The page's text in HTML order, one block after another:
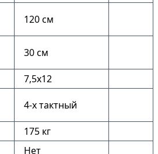
120 см
30 см
7,5х12
4-х тактный
175 кг
Нет